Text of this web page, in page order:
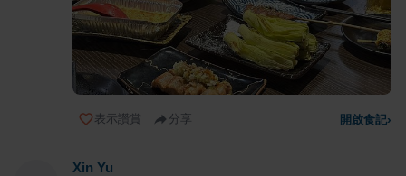
表示讚賞 分享 開啟食記›
Xin Yu